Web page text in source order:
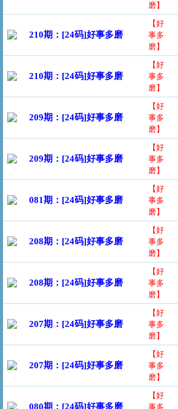
磨】
210期：[24码]好事多磨
【好
事多
磨】
210期：[24码]好事多磨
【好
事多
磨】
209期：[24码]好事多磨
【好
事多
磨】
209期：[24码]好事多磨
【好
事多
磨】
081期：[24码]好事多磨
【好
事多
磨】
208期：[24码]好事多磨
【好
事多
磨】
208期：[24码]好事多磨
【好
事多
磨】
207期：[24码]好事多磨
【好
事多
磨】
207期：[24码]好事多磨
【好
事多
磨】
080期：[24码]好事多磨
【好
事多